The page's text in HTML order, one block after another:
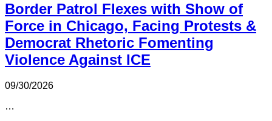
Border Patrol Flexes with Show of
Force in Chicago, Facing Protests &
Democrat Rhetoric Fomenting
Violence Against ICE
09/30/2026
…